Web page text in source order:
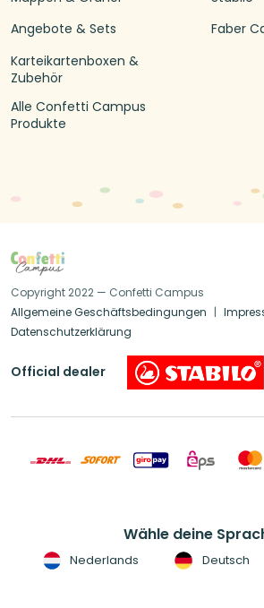
Angebote & Sets
Karteikartenboxen &
Zubehör
Alle Confetti Campus
Produkte
Faber
Copyright 2022 — Confetti Campus
Allgemeine Geschäftsbedingungen
Datenschutzerklärung
Official dealer
Wähle deine
Nederlands Deutsch